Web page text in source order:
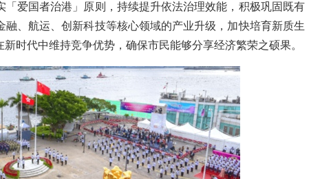
爱国者治港」原则，持续提升依法治理效能，积极巩固既有
、航运、创新科技等核心领域的产业升级，加快培育新质生
时代中维持竞争优势，确保市民能够分享经济繁荣之硕果。